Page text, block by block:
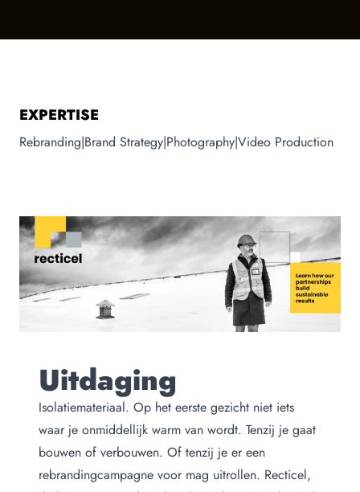
EXPERTISE
Rebranding|Brand Strategy|Photography|Video Production
Uitdaging
Isolatiemateriaal. Op het eerste gezicht niet iets
waar je onmiddellijk warm van wordt. Tenzij je gaat
bouwen of verbouwen. Of tenzij je er een
rebrandingcampagne voor mag uitrollen. Recticel,